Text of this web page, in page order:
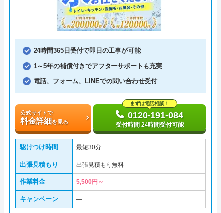
24時間365日受付で即日の工事が可能
1～5年の補償付きでアフターサポートも充実
電話、フォーム、LINEでの問い合わせ受付
公式サイトで
料金詳細を見る
まずは電話相談！
0120-191-084
受付時間 24時間受付可能
駆けつけ時間 最短30分
出張見積もり 出張見積もり無料
作業料金 5,500円～
キャンペーン ―